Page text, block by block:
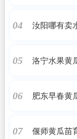
04
汝阳哪有卖
05
洛宁水果黄
06
肥东早春黄
07
偃师黄瓜苗